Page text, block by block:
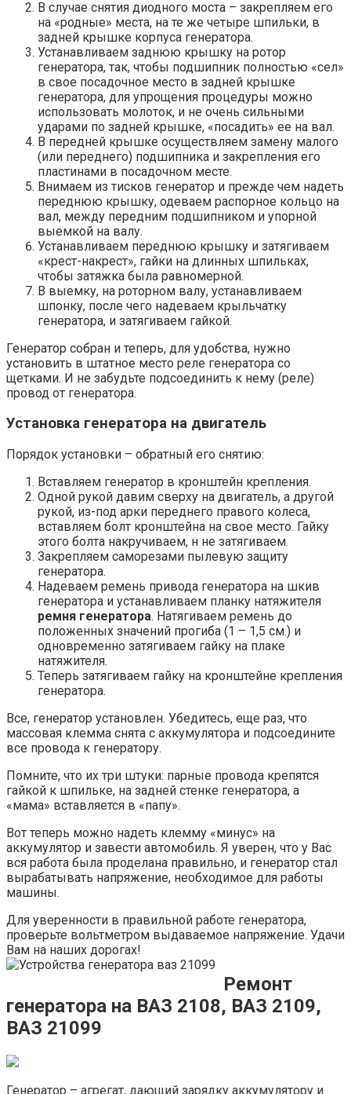
В случае снятия диодного моста – закрепляем его
на «родные» места, на те же четыре шпильки, в
задней крышке корпуса генератора.
Устанавливаем заднюю крышку на ротор
генератора, так, чтобы подшипник полностью «сел»
в свое посадочное место в задней крышке
генератора, для упрощения процедуры можно
использовать молоток, и не очень сильными
ударами по задней крышке, «посадить» ее на вал.
В передней крышке осуществляем замену малого
(или переднего) подшипника и закрепления его
пластинами в посадочном месте.
Внимаем из тисков генератор и прежде чем надеть
переднюю крышку, одеваем распорное кольцо на
вал, между передним подшипником и упорной
выемкой на валу.
Устанавливаем переднюю крышку и затягиваем
«крест-накрест», гайки на длинных шпильках,
чтобы затяжка была равномерной.
В выемку, на роторном валу, устанавливаем
шпонку, после чего надеваем крыльчатку
генератора, и затягиваем гайкой.
Генератор собран и теперь, для удобства, нужно
установить в штатное место реле генератора со
щетками. И не забудьте подсоединить к нему (реле)
провод от генератора.
Установка генератора на двигатель
Порядок установки – обратный его снятию:
Вставляем генератор в кронштейн крепления.
Одной рукой давим сверху на двигатель, а другой
рукой, из-под арки переднего правого колеса,
вставляем болт кронштейна на свое место. Гайку
этого болта накручиваем, н не затягиваем.
Закрепляем саморезами пылевую защиту
генератора.
Надеваем ремень привода генератора на шкив
генератора и устанавливаем планку натяжителя
ремня генератора. Натягиваем ремень до
положенных значений прогиба (1 – 1,5 см.) и
одновременно затягиваем гайку на плаке
натяжителя.
Теперь затягиваем гайку на кронштейне крепления
генератора.
Все, генератор установлен. Убедитесь, еще раз, что
массовая клемма снята с аккумулятора и подсоедините
все провода к генератору.
Помните, что их три штуки: парные провода крепятся
гайкой к шпильке, на задней стенке генератора, а
«мама» вставляется в «папу».
Вот теперь можно надеть клемму «минус» на
аккумулятор и завести автомобиль. Я уверен, что у Вас
вся работа была проделана правильно, и генератор стал
вырабатывать напряжение, необходимое для работы
машины.
Для уверенности в правильной работе генератора,
проверьте вольтметром выдаваемое напряжение. Удачи
Вам на наших дорогах!
Ремонт
генератора на ВАЗ 2108, ВАЗ 2109,
ВАЗ 21099
Генератор – агрегат, дающий зарядку аккумулятору и